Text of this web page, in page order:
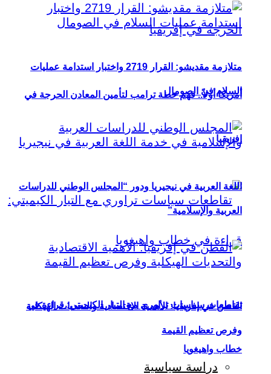
أمريكا أولاً.. فهم خطة ترامب لتأمين المعادن الحرجة في
إفريقيا
تقاطعات سياسات تراوري مع التيار الكيميتي: قراءة في
خطاب واهيغويا
متلازمة مقديشو: القرار 2719 واختبار استدامة عمليات
السلام في الصومال
اللغة العربية في نيجيريا ودور “المجلس الوطني للدراسات
العربية والإسلامية”
القطن في إفريقيا: الأهمية الاقتصادية والتحديات الهيكلية
وفرص تعظيم القيمة
دراسة سياسية